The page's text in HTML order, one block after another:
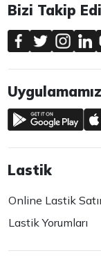
Bizi Takip
Lastik
Online Lastik
Lastik Yorumları